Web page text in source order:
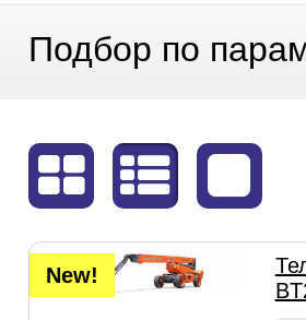
Подбор по
New!